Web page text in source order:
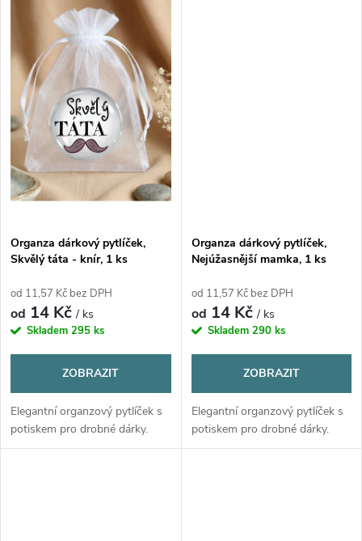
Organza dárkový pytlíček,
Skvělý táta - knír, 1 ks
od 11,57 Kč bez DPH
od 14 Kč/ ks
Skladem 295 ks
ZOBRAZIT
Elegantní organzový pytlíček s
potiskem pro drobné dárky.
Organza dárkový pytlíček,
Nejúžasnější mamka, 1 ks
od 11,57 Kč bez DPH
od 14 Kč/ ks
Skladem 290 ks
ZOBRAZIT
Elegantní organzový pytlíček s
potiskem pro drobné dárky.